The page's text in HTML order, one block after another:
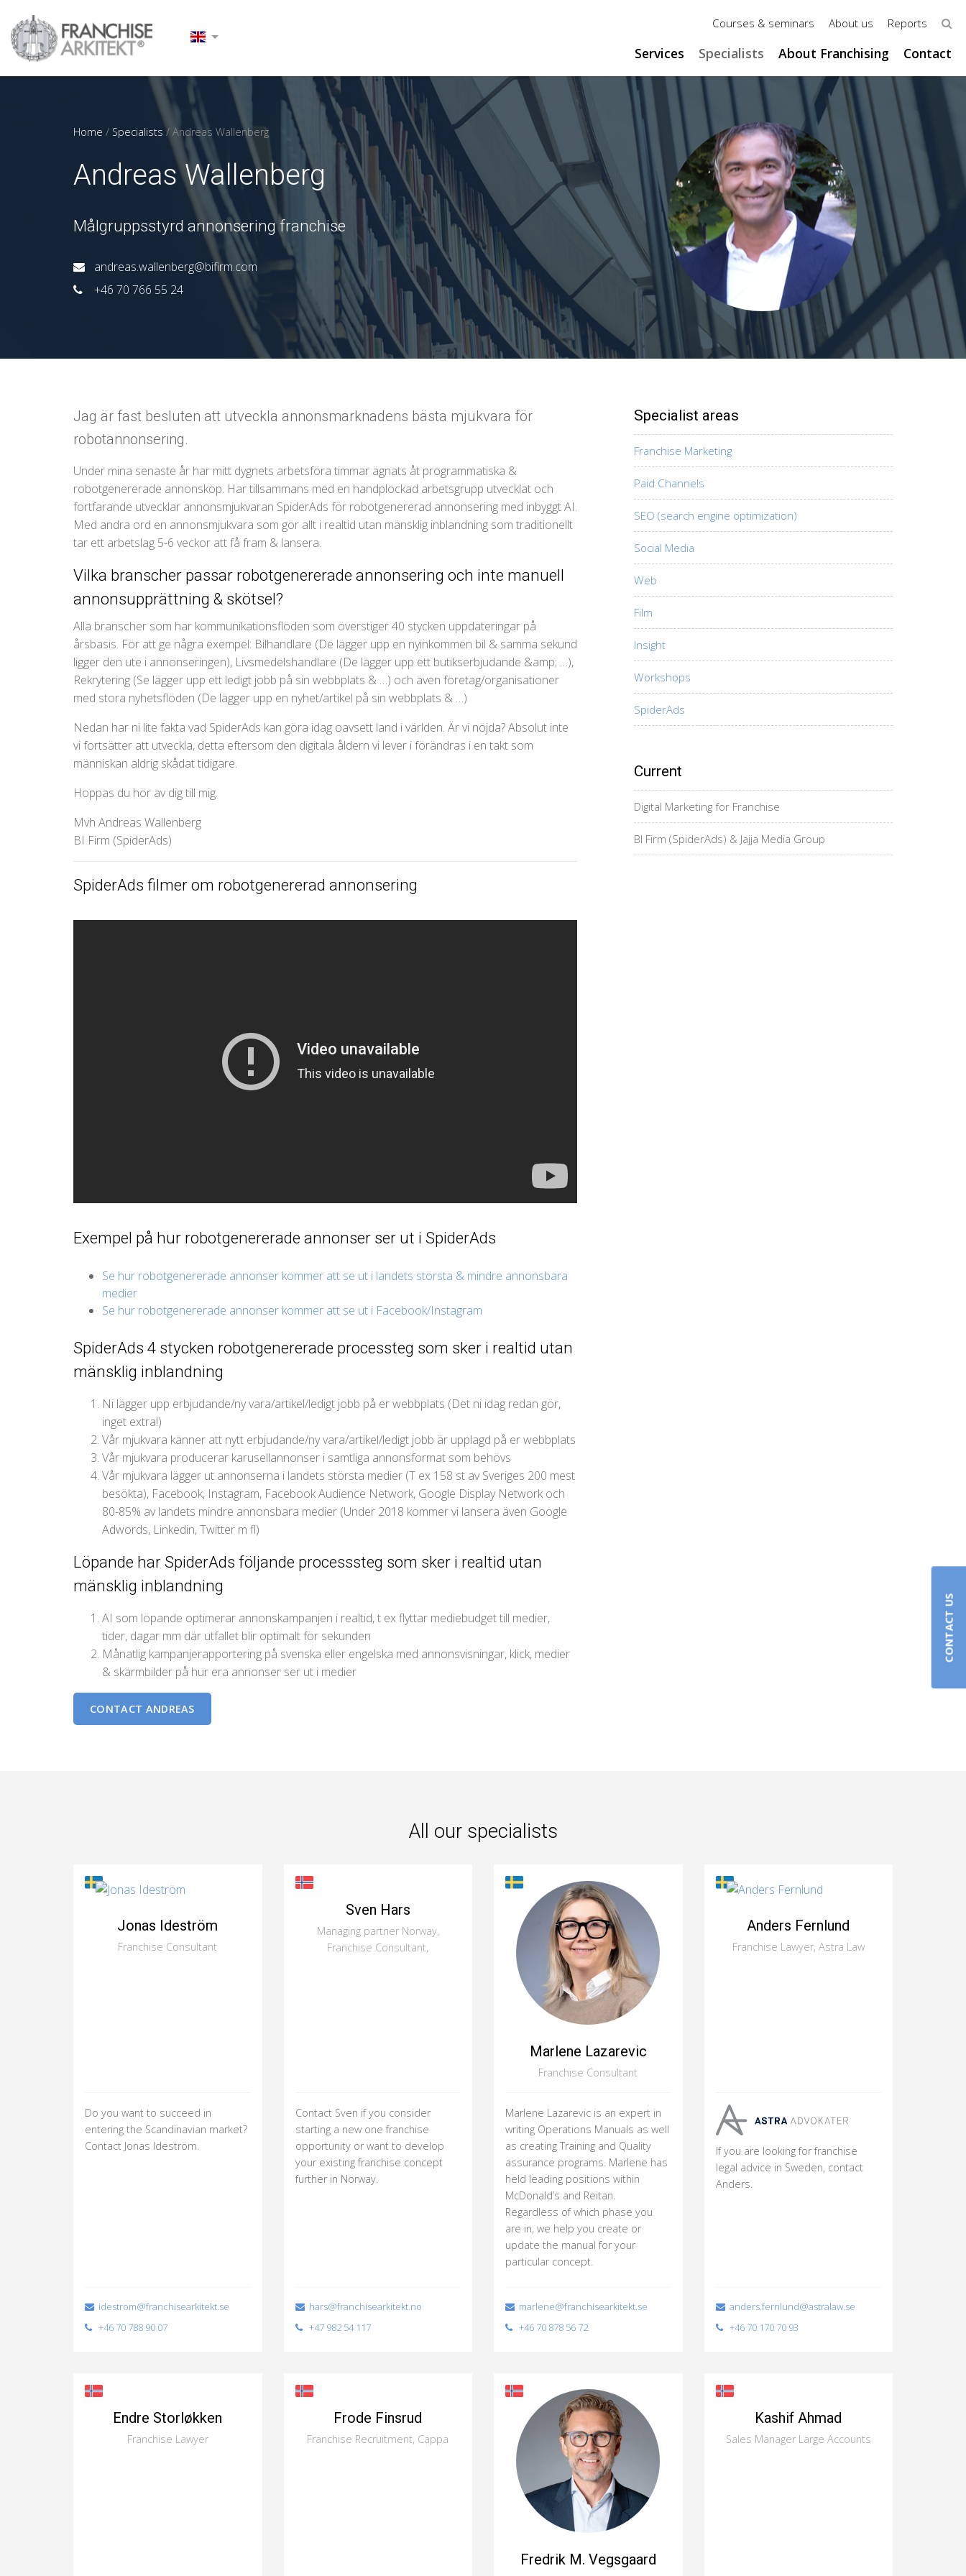
Courses & seminars About us Reports
Services Specialists About Franchising Contact
Home / Specialists / Andreas Wallenberg
Andreas Wallenberg
Målgruppsstyrd annonsering franchise
andreas.wallenberg@bifirm.com
+46 70 766 55 24
Jag är fast besluten att utveckla annonsmarknadens bästa mjukvara för
robotannonsering.
Under mina senaste år har mitt dygnets arbetsföra timmar ägnats åt programmatiska &
robotgenererade annonsköp. Har tillsammans med en handplockad arbetsgrupp utvecklat och
fortfarande utvecklar annonsmjukvaran SpiderAds för robotgenererad annonsering med inbyggt AI.
Med andra ord en annonsmjukvara som gör allt i realtid utan mänsklig inblandning som traditionellt
tar ett arbetslag 5-6 veckor att få fram & lansera.
Vilka branscher passar robotgenererade annonsering och inte manuell
annonsupprättning & skötsel?
Alla branscher som har kommunikationsflöden som överstiger 40 stycken uppdateringar på
årsbasis. För att ge några exempel: Bilhandlare (De lägger upp en nyinkommen bil & samma sekund
ligger den ute i annonseringen), Livsmedelshandlare (De lägger upp ett butikserbjudande &amp; …),
Rekrytering (Se lägger upp ett ledigt jobb på sin webbplats & …) och även företag/organisationer
med stora nyhetsflöden (De lägger upp en nyhet/artikel på sin webbplats & …)
Nedan har ni lite fakta vad SpiderAds kan göra idag oavsett land i världen. Är vi nöjda? Absolut inte
vi fortsätter att utveckla, detta eftersom den digitala åldern vi lever i förändras i en takt som
människan aldrig skådat tidigare.
Hoppas du hör av dig till mig.
Mvh Andreas Wallenberg
BI Firm (SpiderAds)
SpiderAds filmer om robotgenererad annonsering
Exempel på hur robotgenererade annonser ser ut i SpiderAds
Se hur robotgenererade annonser kommer att se ut i landets största & mindre annonsbara
medier
Se hur robotgenererade annonser kommer att se ut i Facebook/Instagram
SpiderAds 4 stycken robotgenererade processteg som sker i realtid utan
mänsklig inblandning
Ni lägger upp erbjudande/ny vara/artikel/ledigt jobb på er webbplats (Det ni idag redan gör,
inget extra!)
Vår mjukvara känner att nytt erbjudande/ny vara/artikel/ledigt jobb är upplagd på er webbplats
Vår mjukvara producerar karusellannonser i samtliga annonsformat som behövs
Vår mjukvara lägger ut annonserna i landets största medier (T ex 158 st av Sveriges 200 mest
besökta), Facebook, Instagram, Facebook Audience Network, Google Display Network och
80-85% av landets mindre annonsbara medier (Under 2018 kommer vi lansera även Google
Adwords, Linkedin, Twitter m fl)
Löpande har SpiderAds följande processsteg som sker i realtid utan
mänsklig inblandning
AI som löpande optimerar annonskampanjen i realtid, t ex flyttar mediebudget till medier,
tider, dagar mm där utfallet blir optimalt för sekunden
Månatlig kampanjerapportering på svenska eller engelska med annonsvisningar, klick, medier
& skärmbilder på hur era annonser ser ut i medier
CONTACT ANDREAS
Specialist areas
Franchise Marketing
Paid Channels
SEO (search engine optimization)
Social Media
Web
Film
Insight
Workshops
SpiderAds
Current
Digital Marketing for Franchise
BI Firm (SpiderAds) & Jajja Media Group
All our specialists
Jonas Ideström
Franchise Consultant
Do you want to succeed in
entering the Scandinavian market?
Contact Jonas Ideström.
idestrom@franchisearkitekt.se
+46 70 788 90 07
Sven Hars
Managing partner Norway,
Franchise Consultant,
Contact Sven if you consider
starting a new one franchise
opportunity or want to develop
your existing franchise concept
further in Norway.
hars@franchisearkitekt.no
+47 982 54 117
Marlene Lazarevic
Franchise Consultant
Marlene Lazarevic is an expert in
writing Operations Manuals as well
as creating Training and Quality
assurance programs. Marlene has
held leading positions within
McDonald’s and Reitan.
Regardless of which phase you
are in, we help you create or
update the manual for your
particular concept.
marlene@franchisearkitekt.se
+46 70 878 56 72
Anders Fernlund
Franchise Lawyer, Astra Law
If you are looking for franchise
legal advice in Sweden, contact
Anders.
anders.fernlund@astralaw.se
+46 70 170 70 93
Endre Storløkken
Franchise Lawyer
Frode Finsrud
Franchise Recruitment, Cappa
Fredrik M. Vegsgaard
Kashif Ahmad
Sales Manager Large Accounts
CONTACT US